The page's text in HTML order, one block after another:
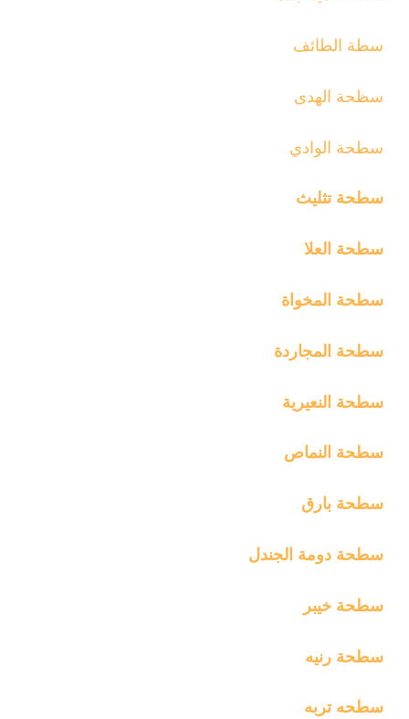
سطة الطائف
سظحة الهدى
سطحة الوادي
سطحة تثليث
سطحة العلا
سطحة المخواة
سطحة المجاردة
سطحة النعيرية
سطحة النماص
سطحة بارق
سطحة دومة الجندل
سطحة خيبر
سطحة رنيه
سطحه تربه